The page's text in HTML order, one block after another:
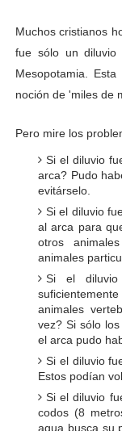
Muchos cristianos
fue sólo un diluvio
Mesopotamia.
noción de 'miles de
Pero mire los
Si el diluvio
arca? Pudo
evitárselo.
Si el diluvio
al arca para
otros
animales
Si el
animales
vez? Si sólo
el arca pudo
Si el diluvio
Estos podían
Si el diluvio
codos (8
agua busca su